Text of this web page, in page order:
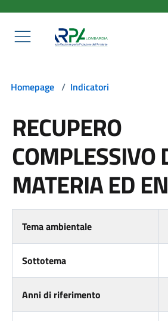
Homepage / Indicatori
RECUPERO
COMPLESSIVO
MATERIA ED
Tema ambientale
Sottotema
Anni di riferimento